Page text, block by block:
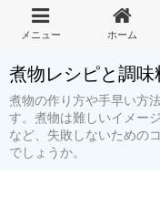
煮物レシピと調味
煮物の作り方や手早い方
す。煮物は難しいイメー
など、失敗しないための
でしょうか。